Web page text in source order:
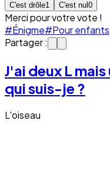
C'est drôle1 C'est nul 0
Merci pour votre vote !
#Énigme#Pour enfants
Partager :
J'ai deux L
qui suis-je ?
L'oiseau